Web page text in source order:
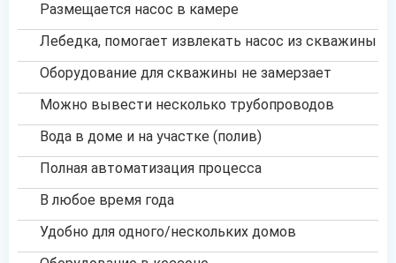
Размещается насос в камере
Лебедка, помогает извлекать насос из скважины
Оборудование для скважины не замерзает
Можно вывести несколько трубопроводов
Вода в доме и на участке (полив)
Полная автоматизация процесса
В любое время года
Удобно для одного/нескольких домов